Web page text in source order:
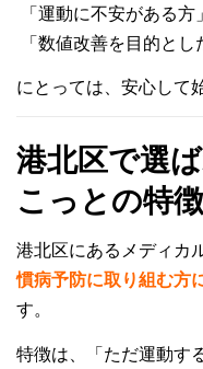
「運動に不安がある方」
「数値改善を目的とし
にとっては、安心して
港北区で選
こっとの特徴
港北区にあるメディカ
慣病予防に取り組む方
す。
特徴は、「ただ運動す